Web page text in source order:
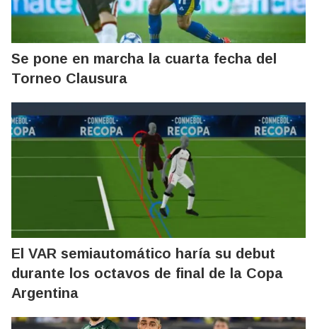
Se pone en marcha la cuarta fecha del
Torneo Clausura
El VAR semiautomático haría su debut
durante los octavos de final de la Copa
Argentina